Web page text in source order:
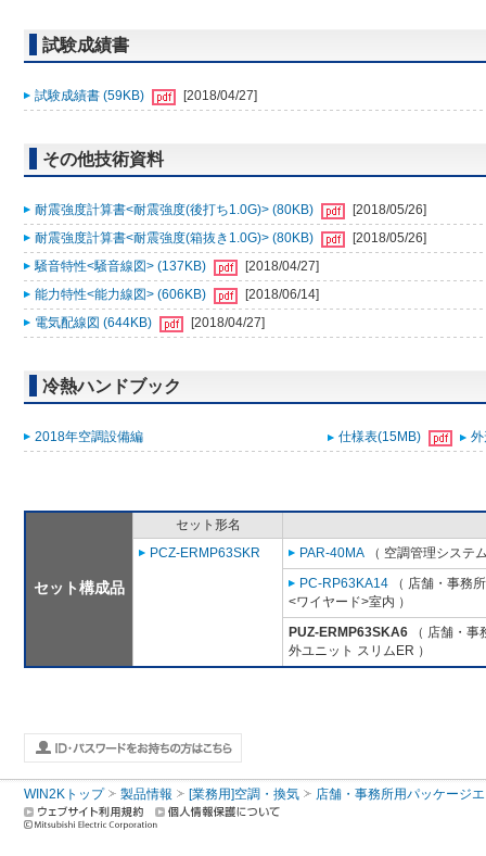
試験成績書
試験成績書 (59KB) [2018/04/27]
その他技術資料
耐震強度計算書<耐震強度(後打ち1.0G)> (80KB)
[2018/05/26]
耐震強度計算書<耐震強度(箱抜き1.0G)> (80KB)
[2018/05/26]
騒音特性<騒音線図> (137KB)
[2018/04/27]
能力特性<能力線図> (606KB)
[2018/06/14]
電気配線図 (644KB)
[2018/04/27]
冷熱ハンドブック
2018年空調設備編 仕様表(15MB)
セット構成品
セット形名
PCZ-ERMP63SKR
PAR-40MA （ 空調管理システ
PC-RP63KA14 （ 店舗・事務
<ワイヤード>室内 ）
PUZ-ERMP63SKA6 （ 店舗・
外ユニット スリムER ）
WIN2Kトップ 製品情報 [業務用]空調・換気 店舗・事務所用パッケージ